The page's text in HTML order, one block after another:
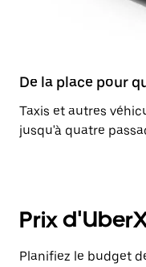
De la place pour
Taxis et autres
jusqu'à quatre
Prix
Planifiez le budget